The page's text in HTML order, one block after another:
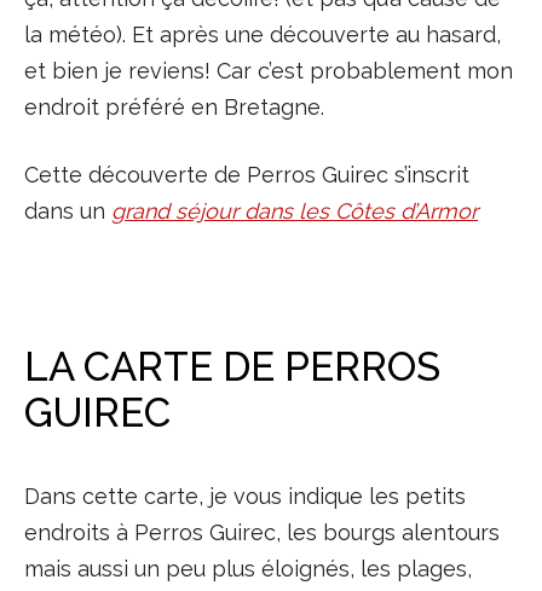
la météo). Et après une découverte au hasard,
et bien je reviens! Car c’est probablement mon
endroit préféré en Bretagne.
Cette découverte de Perros Guirec s’inscrit
dans un grand séjour dans les Côtes d’Armor
LA CARTE DE PERROS
GUIREC
Dans cette carte, je vous indique les petits
endroits à Perros Guirec, les bourgs alentours
mais aussi un peu plus éloignés, les plages,